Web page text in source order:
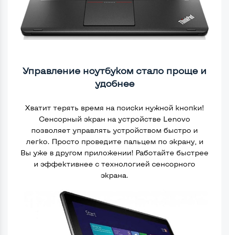
Управление ноутбуком стало проще и
удобнее
Хватит терять время на поиски нужной кнопки!
Сенсорный экран на устройстве Lenovo
позволяет управлять устройством быстро и
легко. Просто проведите пальцем по экрану, и
Вы уже в другом приложении! Работайте быстрее
и эффективнее с технологией сенсорного
экрана.